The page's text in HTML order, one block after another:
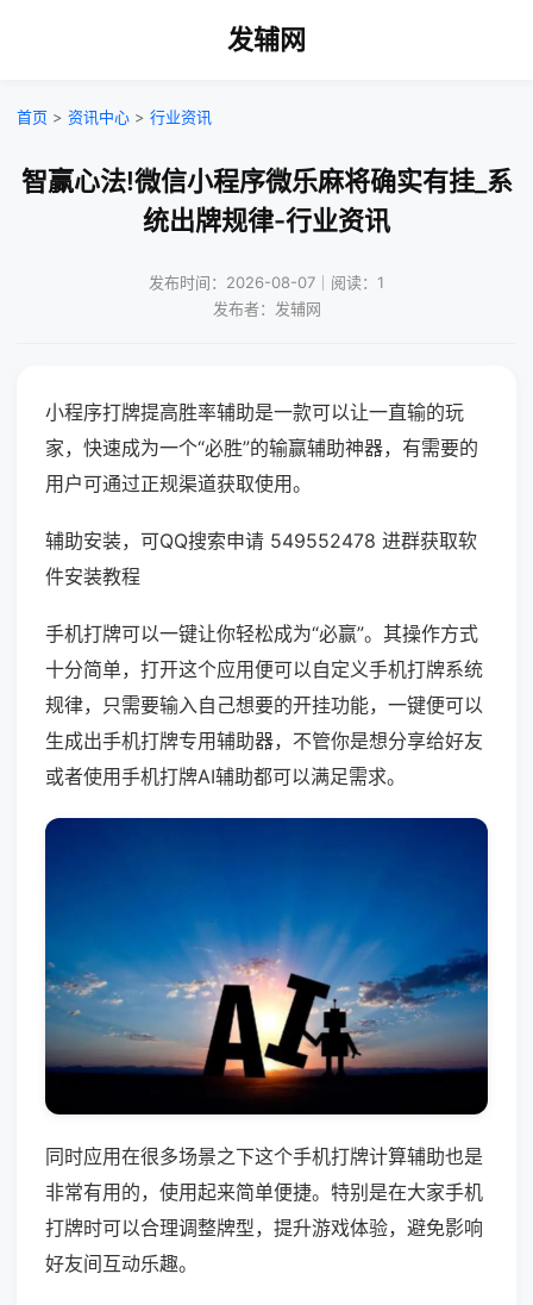
发辅网
首页 > 资讯中心 > 行业资讯
智赢心法!微信小程序微乐麻将确实有挂_系
统出牌规律-行业资讯
发布时间：2026-08-07｜阅读：1
发布者：发辅网
小程序打牌提高胜率辅助是一款可以让一直输的玩
家，快速成为一个“必胜”的输赢辅助神器，有需要的
用户可通过正规渠道获取使用。
辅助安装，可QQ搜索申请 549552478 进群获取软
件安装教程
手机打牌可以一键让你轻松成为“必赢”。其操作方式
十分简单，打开这个应用便可以自定义手机打牌系统
规律，只需要输入自己想要的开挂功能，一键便可以
生成出手机打牌专用辅助器，不管你是想分享给好友
或者使用手机打牌AI辅助都可以满足需求。
同时应用在很多场景之下这个手机打牌计算辅助也是
非常有用的，使用起来简单便捷。特别是在大家手机
打牌时可以合理调整牌型，提升游戏体验，避免影响
好友间互动乐趣。